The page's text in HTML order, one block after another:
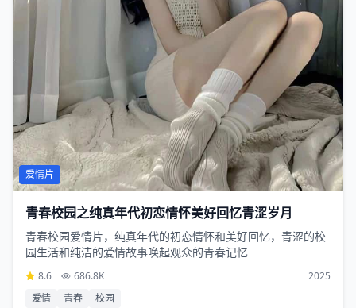
爱情片
青春校园之纯真年代初恋情怀美好回忆青涩岁月
青春校园爱情片，纯真年代的初恋情怀和美好回忆，青涩的校
园生活和纯洁的爱情故事唤起观众的青春记忆
8.6 686.8K
2025
爱情
青春 校园